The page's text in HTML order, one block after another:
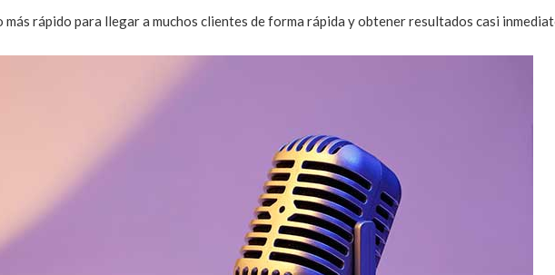
más rápido para llegar a muchos clientes de forma rápida y obtener resultados casi